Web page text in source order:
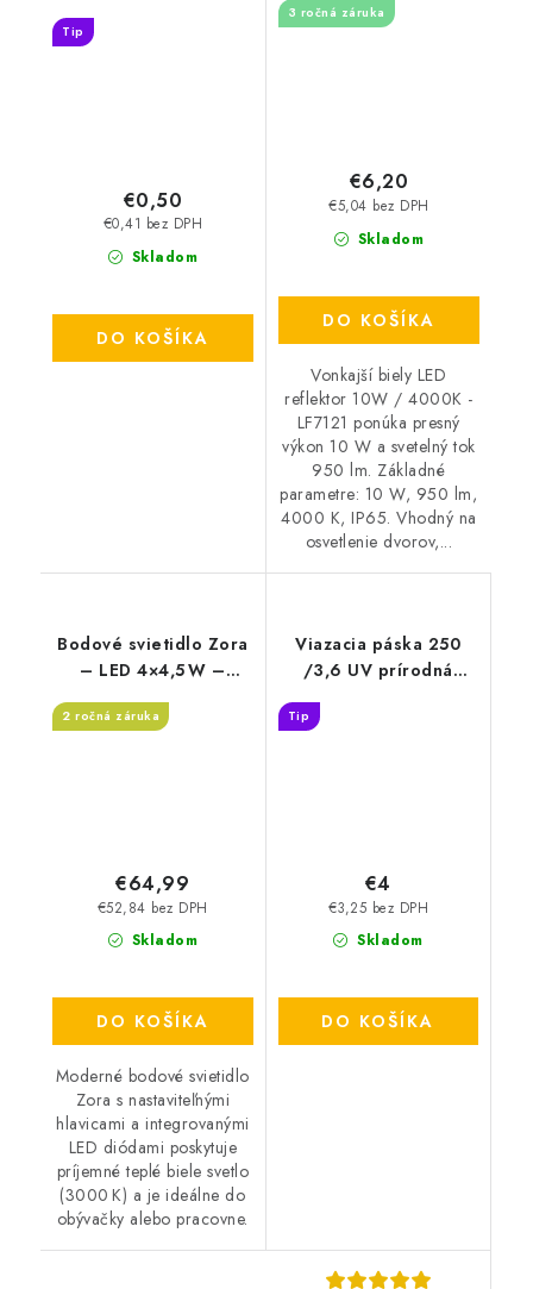
Tip
Skladom
€0,41 bez DPH
€0,50
DO KOŠÍKA
3 ročná záruka
Skladom
€5,04 bez DPH
€6,20
DO KOŠÍKA
Vonkajší biely LED
reflektor 10W / 4000K -
LF7121 ponúka presný
výkon 10 W a svetelný tok
950 lm. Základné
parametre: 10 W, 950 lm,
4000 K, IP65. Vhodný na
osvetlenie dvorov,...
Bodové svietidlo Zora
– LED 4×4,5 W –
IP20
2 ročná záruka
Skladom
€52,84 bez DPH
€64,99
DO KOŠÍKA
Moderné bodové svietidlo
Zora s nastaviteľnými
hlavicami a integrovanými
LED diódami poskytuje
príjemné teplé biele svetlo
(3000 K) a je ideálne do
obývačky alebo pracovne.
Viazacia páska 250
/3,6 UV prírodná
Tip
Skladom
€3,25 bez DPH
€4
DO KOŠÍKA